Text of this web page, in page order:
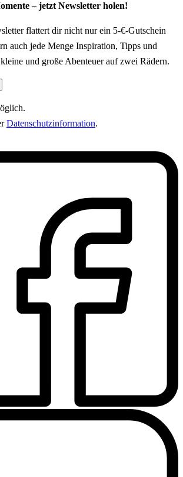
– jetzt Newsletter holen!
flattert dir nicht nur ein 5-€-Gutschein
auch jede Menge Inspiration, Tipps und
und große Abenteuer auf zwei Rädern.
Datenschutzinformation.